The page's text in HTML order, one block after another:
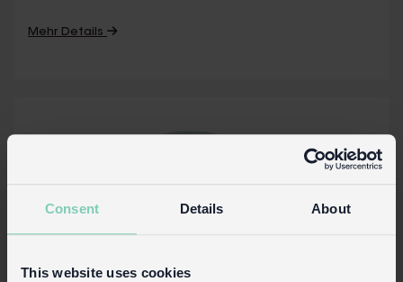
Consent Details About
This website uses cookies
Mehr Details